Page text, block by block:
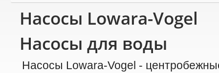
Насосы Lowara-Vogel
Насосы для воды
Насосы Lowara-Vogel -